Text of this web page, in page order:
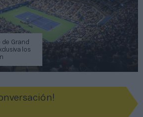
Grand
los